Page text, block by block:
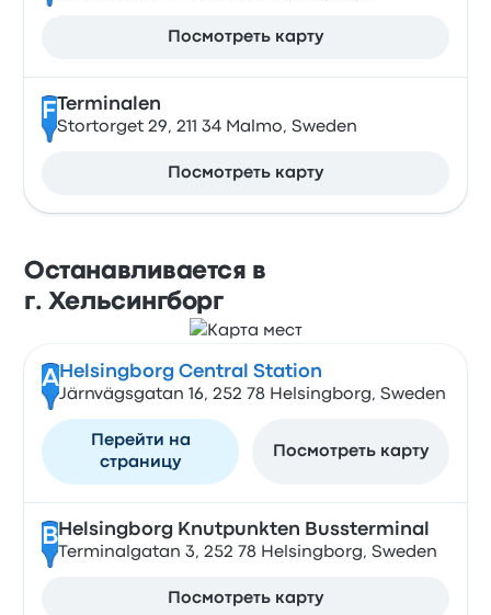
Посмотреть карту
F Terminalen
Stortorget 29, 211 34 Malmo, Sweden
Посмотреть карту
Останавливается в
г. Хельсингборг
A Helsingborg Central Station
Järnvägsgatan 16, 252 78 Helsingborg, Sweden
Перейти на
страницу
Посмотреть карту
B Helsingborg Knutpunkten Bussterminal
Terminalgatan 3, 252 78 Helsingborg, Sweden
Посмотреть карту